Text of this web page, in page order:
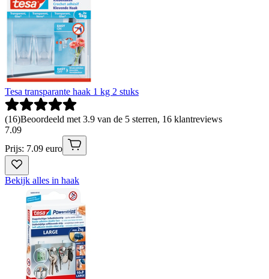
Tesa transparante haak 1 kg 2 stuks
(16)Beoordeeld met 3.9 van de 5 sterren, 16 klantreviews
7.09
Prijs: 7.09 euro
Bekijk alles in haak